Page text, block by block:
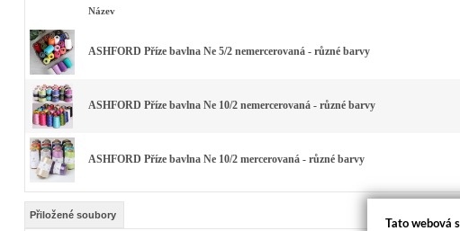
Název
ASHFORD Příze bavlna Ne 5/2 nemercerovaná - různé barvy
ASHFORD Příze bavlna Ne 10/2 nemercerovaná - různé barvy
ASHFORD Příze bavlna Ne 10/2 mercerovaná - různé barvy
Přiložené soubory
Tato webová